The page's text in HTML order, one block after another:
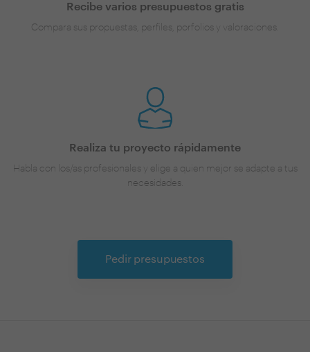
Recibe varios presupuestos gratis
Compara sus propuestas, perfiles, porfolios y valoraciones.
Realiza tu proyecto rápidamente
Habla con los/as profesionales y elige a quien mejor se adapte a tus
necesidades.
Pedir presupuestos